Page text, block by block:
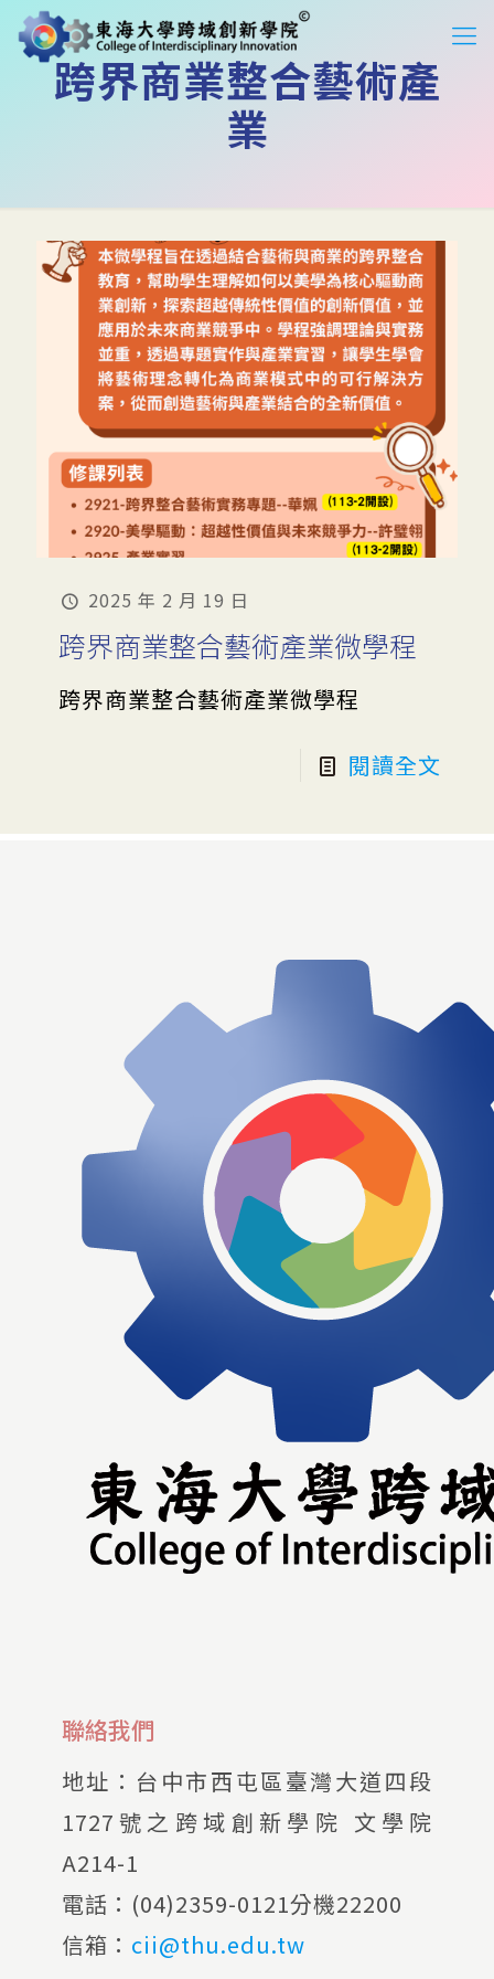
跨界商業整合藝術產
業
2025 年 2 月 19 日
跨界商業整合藝術產業微學程
跨界商業整合藝術產業微學程
閱讀全文
聯絡我們
地址： 台中市西屯區臺灣大道四段
1727號之跨域創新學院 文學院
A214-1
電話： (04)2359-0121分機22200
信箱： cii@thu.edu.tw